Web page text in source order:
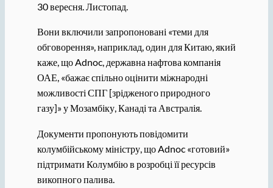
30 вересня. Листопад.
Вони включили запропоновані «теми для
обговорення», наприклад, один для Китаю, який
каже, що Adnoc, державна нафтова компанія
ОАЕ, «бажає спільно оцінити міжнародні
можливості СПГ [зрідженого природного
газу]» у Мозамбіку, Канаді та Австралія.
Документи пропонують повідомити
колумбійському міністру, що Adnoc «готовий»
підтримати Колумбію в розробці її ресурсів
викопного палива.